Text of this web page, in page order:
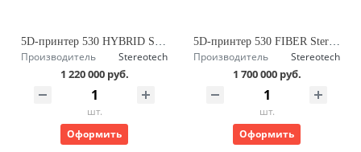
5D-принтер 530 HYBRID Stereotech
Производитель Stereotech
1 220 000 руб.
шт.
Оформить
5D-принтер 530 FIBER Stereotech
Производитель Stereotech
1 700 000 руб.
шт.
Оформить